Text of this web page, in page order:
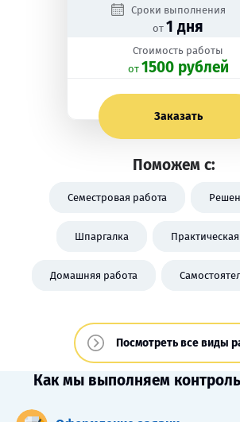
Сроки выполнения
от 1 дня
Стоимость работы
oт 1500 рублей
Заказать
Поможем с:
Семестровая работа
Шпаргалка
Домашняя работа
Посмотреть все виды
Как мы выполняем